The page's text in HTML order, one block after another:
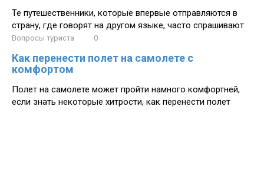
Те путешественники, которые впервые отправляются в
страну, где говорят на другом языке, часто спрашивают
Вопросы туриста 0
Как перенести полет на самолете с
комфортом
Полет на самолете может пройти намного комфортней,
если знать некоторые хитрости, как перенести полет